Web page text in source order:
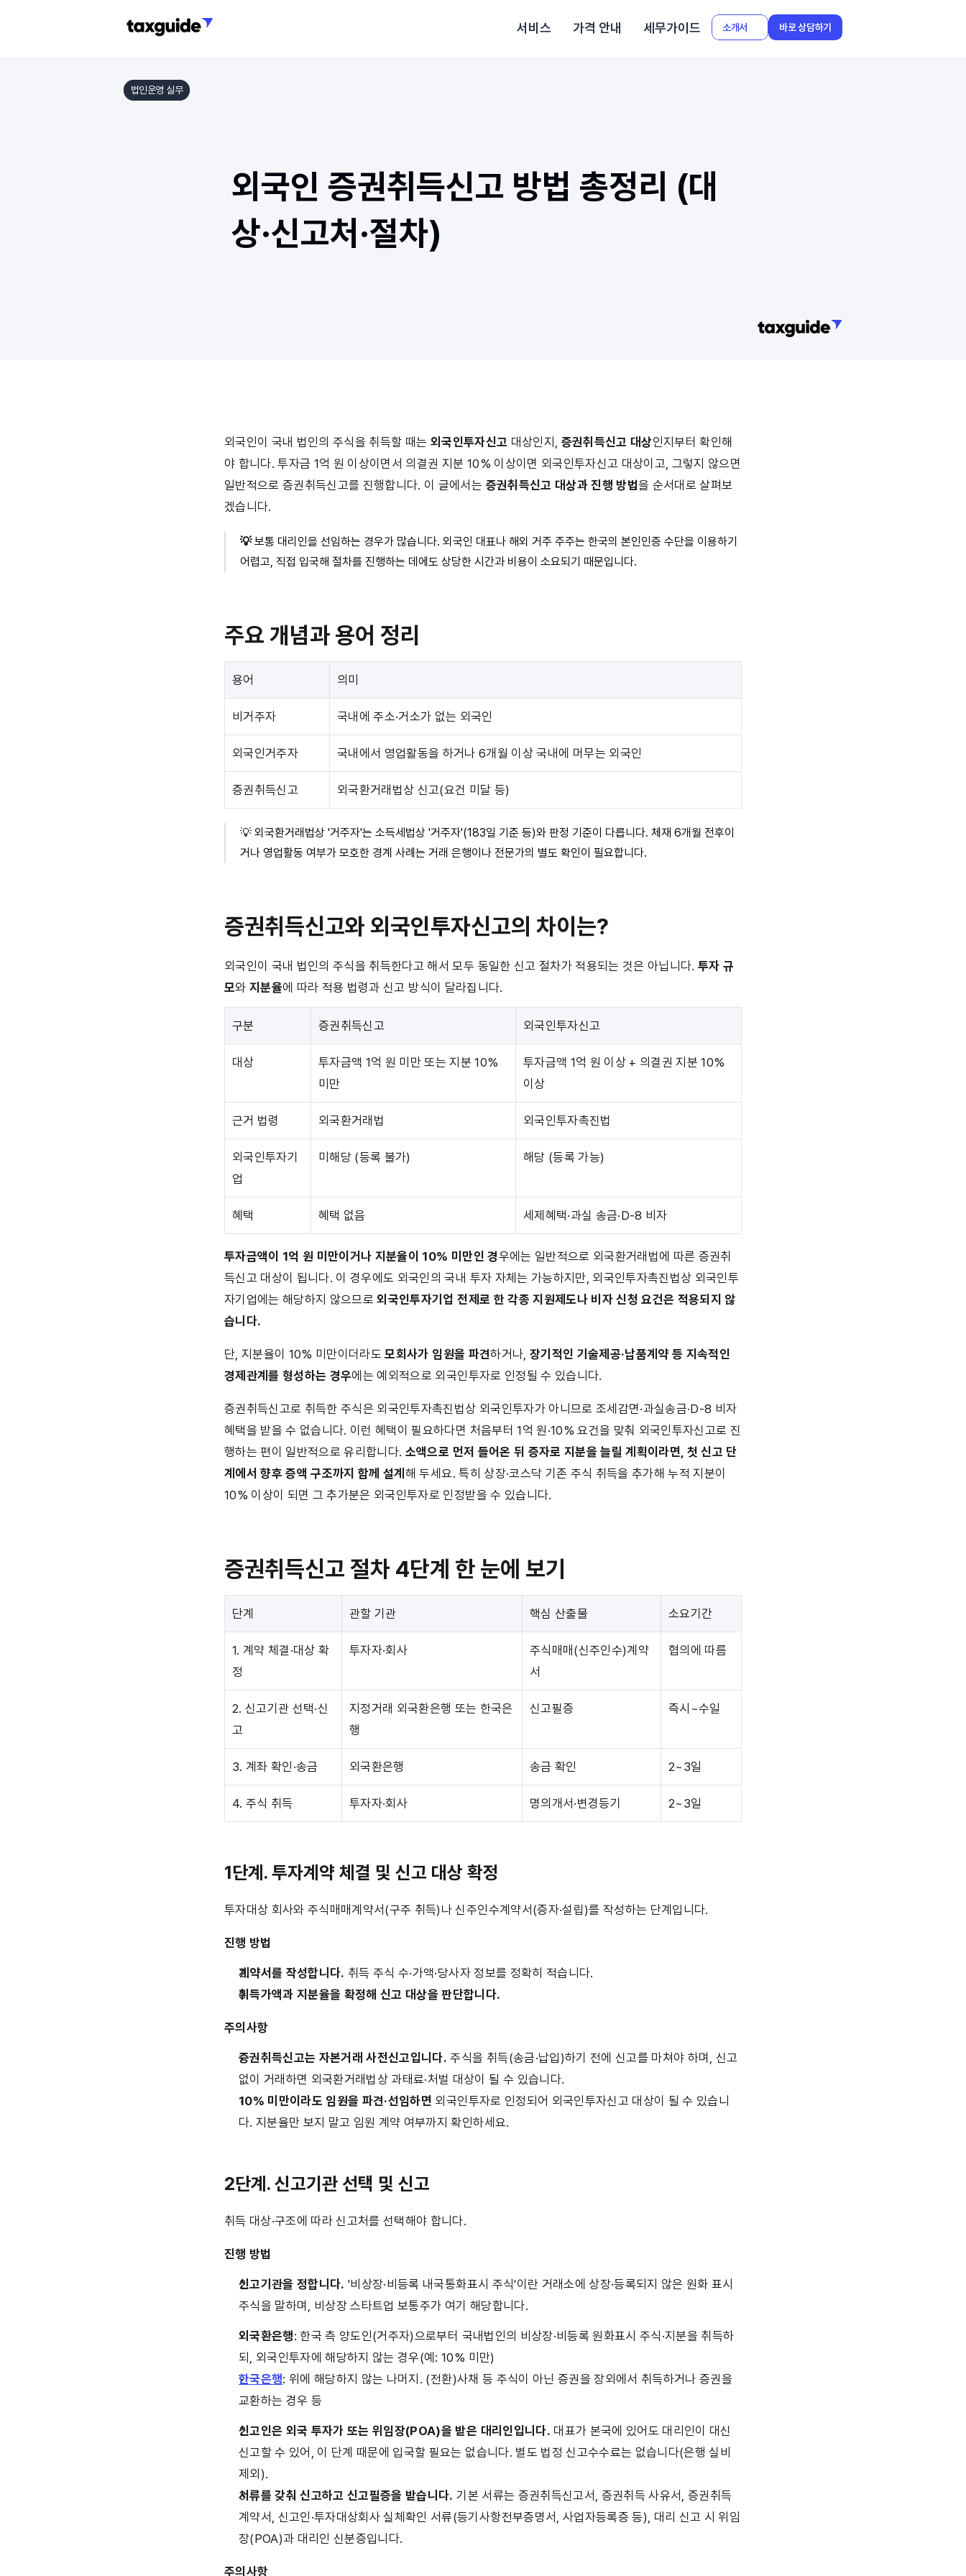
법인운영 실무
외국인 증권취득신고 방법 총정리 (대
상·신고처·절차)
외국인이 국내 법인의 주식을 취득할 때는 외국인투자신고 대상인지, 증권취득신고 대상인지부터 확인해
야 합니다. 투자금 1억 원 이상이면서 의결권 지분 10% 이상이면 외국인투자신고 대상이고, 그렇지 않으면
일반적으로 증권취득신고를 진행합니다. 이 글에서는 증권취득신고 대상과 진행 방법 을 순서대로 살펴보
겠습니다.
💡 보통 대리인을 선임하는 경우가 많습니다. 외국인 대표나 해외 거주 주주는 한국의 본인인증 수단을 이용하기
어렵고, 직접 입국해 절차를 진행하는 데에도 상당한 시간과 비용이 소요되기 때문입니다.
주요 개념과 용어 정리
용어 의미
비거주자 국내에 주소·거소가 없는 외국인
외국인거주자 국내에서 영업활동을 하거나 6개월 이상 국내에 머무는 외국인
증권취득신고 외국환거래법상 신고(요건 미달 등)
💡 외국환거래법상 '거주자'는 소득세법상 '거주자'(183일 기준 등)와 판정 기준이 다릅니다. 체재 6개월 전후이
거나 영업활동 여부가 모호한 경계 사례는 거래 은행이나 전문가의 별도 확인이 필요합니다.
증권취득신고와 외국인투자신고의 차이는?
외국인이 국내 법인의 주식을 취득한다고 해서 모두 동일한 신고 절차가 적용되는 것은 아닙니다. 투자 규
모와 지분율에 따라 적용 법령과 신고 방식이 달라집니다.
구분 증권취득신고 외국인투자신고
대상
투자금액 1억 원 미만 또는 지분 10%
미만
투자금액 1억 원 이상 + 의결권 지분 10%
이상
근거 법령 외국환거래법 외국인투자촉진법
외국인투자기
업
미해당 (등록 불가) 해당 (등록 가능)
혜택 혜택 없음 세제혜택·과실 송금·D-8 비자
투자금액이 1억 원 미만이거나 지분율이 10% 미만인 경우에는 일반적으로 외국환거래법에 따른 증권취
득신고 대상이 됩니다. 이 경우에도 외국인의 국내 투자 자체는 가능하지만, 외국인투자촉진법상 외국인투
자기업에는 해당하지 않으므로 외국인투자기업 전제로 한 각종 지원제도나 비자 신청 요건은 적용되지 않
습니다.
단, 지분율이 10% 미만이더라도 모회사가 임원을 파견하거나, 장기적인 기술제공·납품계약 등 지속적인
경제관계를 형성하는 경우에는 예외적으로 외국인투자로 인정될 수 있습니다.
증권취득신고로 취득한 주식은 외국인투자촉진법상 외국인투자가 아니므로 조세감면·과실송금·D-8 비자
혜택을 받을 수 없습니다. 이런 혜택이 필요하다면 처음부터 1억 원·10% 요건을 맞춰 외국인투자신고로 진
행하는 편이 일반적으로 유리합니다. 소액으로 먼저 들어온 뒤 증자로 지분을 늘릴 계획이라면, 첫 신고 단
계에서 향후 증액 구조까지 함께 설계 해 두세요. 특히 상장·코스닥 기존 주식 취득을 추가해 누적 지분이
10% 이상이 되면 그 추가분은 외국인투자로 인정받을 수 있습니다.
증권취득신고 절차 4단계 한 눈에 보기
단계 관할 기관 핵심 산출물 소요기간
1. 계약 체결·대상 확
정
투자자·회사
주식매매(신주인수)계약
서
협의에 따름
2. 신고기관 선택·신
고
지정거래 외국환은행 또는 한국은
행
신고필증 즉시~수일
3. 계좌 확인·송금 외국환은행 송금 확인 2~3일
4. 주식 취득 투자자·회사 명의개서·변경등기 2~3일
1단계. 투자계약 체결 및 신고 대상 확정
투자대상 회사와 주식매매계약서(구주 취득)나 신주인수계약서(증자·설립)를 작성하는 단계입니다.
진행 방법
계약서를 작성합니다. 취득 주식 수·가액·당사자 정보를 정확히 적습니다.
취득가액과 지분율을 확정해 신고 대상을 판단합니다.
주의사항
증권취득신고는 자본거래 사전신고입니다. 주식을 취득(송금·납입)하기 전에 신고를 마쳐야 하며, 신고
없이 거래하면 외국환거래법상 과태료·처벌 대상이 될 수 있습니다.
10% 미만이라도 임원을 파견·선임하면 외국인투자로 인정되어 외국인투자신고 대상이 될 수 있습니
다. 지분율만 보지 말고 임원 계약 여부까지 확인하세요.
2단계. 신고기관 선택 및 신고
취득 대상·구조에 따라 신고처를 선택해야 합니다.
진행 방법
신고기관을 정합니다. '비상장·비등록 내국통화표시 주식'이란 거래소에 상장·등록되지 않은 원화 표시
주식을 말하며, 비상장 스타트업 보통주가 여기 해당합니다.
외국환은행: 한국 측 양도인(거주자)으로부터 국내법인의 비상장·비등록 원화표시 주식·지분을 취득하
되, 외국인투자에 해당하지 않는 경우(예: 10% 미만)
한국은행: 위에 해당하지 않는 나머지. (전환)사채 등 주식이 아닌 증권을 장외에서 취득하거나 증권을
교환하는 경우 등
신고인은 외국 투자가 또는 위임장(POA)을 받은 대리인입니다. 대표가 본국에 있어도 대리인이 대신
신고할 수 있어, 이 단계 때문에 입국할 필요는 없습니다. 별도 법정 신고수수료는 없습니다(은행 실비
제외).
서류를 갖춰 신고하고 신고필증을 받습니다. 기본 서류는 증권취득신고서, 증권취득 사유서, 증권취득
계약서, 신고인·투자대상회사 실체확인 서류(등기사항전부증명서, 사업자등록증 등), 대리 신고 시 위임
장(POA)과 대리인 신분증입니다.
주의사항
서비스 가격 안내 세무가이드 소개서 바로 상담하기